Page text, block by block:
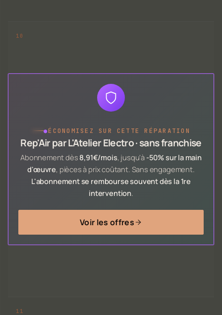
●ÉCONOMISEZ SUR CETTE RÉPARATION
Rep'Air par L'Atelier Electro · sans franchise
Abonnement dès 8,91€/mois, jusqu'à -50% sur la main
d'œuvre, pièces à prix coûtant. Sans engagement.
L'abonnement se rembourse souvent dès la 1re
intervention
Voir les offres